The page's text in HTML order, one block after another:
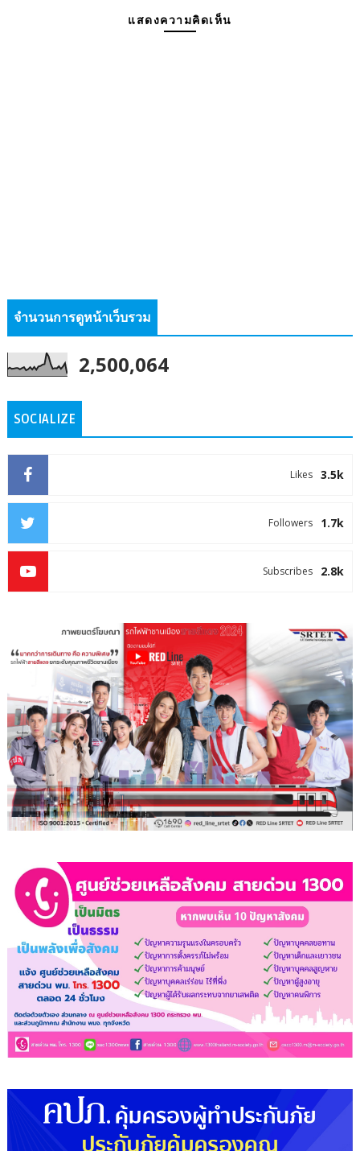
แสดงความคิดเห็น
จำนวนการดูหน้าเว็บรวม
2,500,064
SOCIALIZE
3.5k
Likes
1.7k
Followers
2.8k
Subscribes